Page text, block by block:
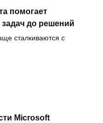
помогает
задач до решений
сталкиваются с
Microsoft